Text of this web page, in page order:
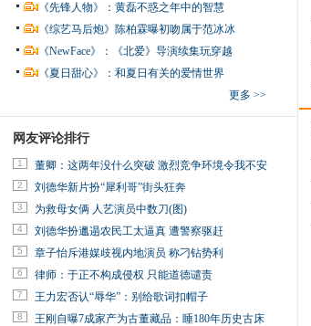
《先锋人物》：黄磊不惑之年中的智慧
《综艺马后炮》陈柏霖曝初吻属于范冰冰
《NewFace》：《北爱》导演续集玩穿越
《夏日甜心》：和夏日有关的爱情世界
更多 >>
网友评论排行
1 董卿：这两年没什么突破 激烈竞争环境令我不安
2 刘德华新片扮“犀利哥”街头狂奔
3 为救母女俩 人艺演员中数刀(图)
4 刘德华扮邋遢农民工太逼真 遭警察驱赶
5 章子怡斥港媒歧视内地演员 称刁钻势利
6 律师：于正不构成侵权 只能道德谴责
7 王力宏否认“辱华”：别给歌词扣帽子
8 王刚自曝7成家产为古董藏品：睡180年历史古床